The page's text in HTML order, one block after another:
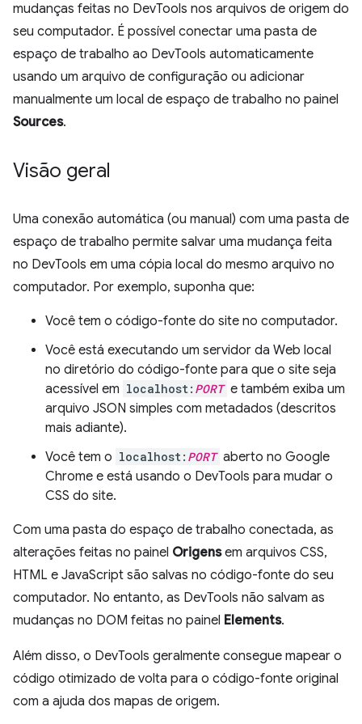
mudanças feitas no DevTools nos arquivos de origem do
seu computador. É possível conectar uma pasta de
espaço de trabalho ao DevTools automaticamente
usando um arquivo de configuração ou adicionar
manualmente um local de espaço de trabalho no painel
Sources.
Visão geral
Uma conexão automática (ou manual) com uma pasta de
espaço de trabalho permite salvar uma mudança feita
no DevTools em uma cópia local do mesmo arquivo no
computador. Por exemplo, suponha que:
Você tem o código-fonte do site no computador.
Você está executando um servidor da Web local
no diretório do código-fonte para que o site seja
acessível em localhost: PORT e também exiba um
arquivo JSON simples com metadados (descritos
mais adiante).
Você tem o localhost: PORT aberto no Google
Chrome e está usando o DevTools para mudar o
CSS do site.
Com uma pasta do espaço de trabalho conectada, as
alterações feitas no painel Origensem arquivos CSS,
HTML e JavaScript são salvas no código-fonte do seu
computador. No entanto, as DevTools não salvam as
mudanças no DOM feitas no painel Elements.
Além disso, o DevTools geralmente consegue mapear o
código otimizado de volta para o código-fonte original
com a ajuda dos mapas de origem.